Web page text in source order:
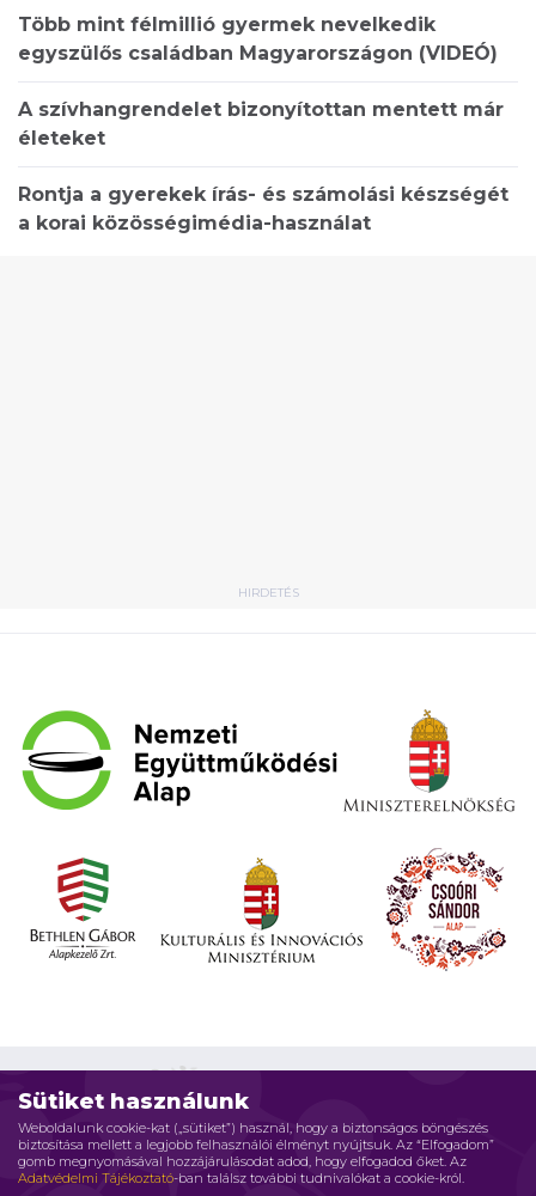
Sütiket használunk
Weboldalunk cookie-kat („sütiket”) használ, hogy a biztonságos böngészés
biztosítása mellett a legjobb felhasználói élményt nyújtsuk. Az “Elfogadom”
gomb megnyomásával hozzájárulásodat adod, hogy elfogadod őket. Az
Adatvédelmi Tájékoztató-ban találsz további tudnivalókat a cookie-król.
Több mint félmillió gyermek nevelkedik
egyszülős családban Magyarországon (VIDEÓ)
A szívhangrendelet bizonyítottan mentett már
életeket
Rontja a gyerekek írás- és számolási készségét
a korai közösségimédia-használat
HIRDETÉS
Impresszum Adatvédelmi elvek Jogi nyilatkozat